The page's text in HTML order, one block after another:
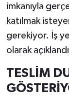
imkanıyla
katılmak
gerekiyor. İş
olarak
TESLİM